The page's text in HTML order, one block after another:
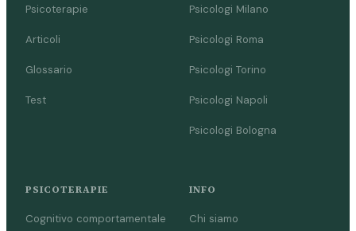
Psicoterapie
Articoli
Glossario
Test
Psicologi Milano
Psicologi Roma
Psicologi Torino
Psicologi Napoli
Psicologi Bologna
PSICOTERAPIE
Cognitivo comportamentale
INFO
Chi siamo